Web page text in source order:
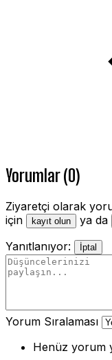
Yorumlar (0)
Ziyaretçi olarak
için
kayıt olun ya da
Yanıtlanıyor:
İptal
Yorum Sıralaması
Henüz yorum